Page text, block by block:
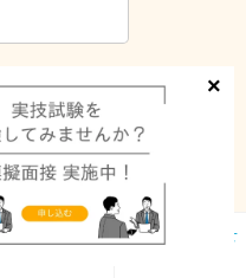
物を総額4,000万円で
点ですが、Fさんは希
円の資金が工面できる
が課税されます。
ませんが、Aさんの乙
FP1級実技試
お問い合わせ